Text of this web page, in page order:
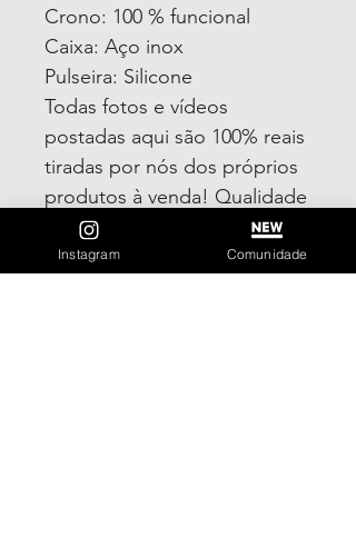
Crono: 100 % funcional
Caixa: Aço inox
Pulseira: Silicone
Todas fotos e vídeos
postadas aqui são 100% reais
tiradas por nós dos próprios
produtos à venda! Qualidade
garantida ou devolução por
nossa conta!
Instagram Comunidade